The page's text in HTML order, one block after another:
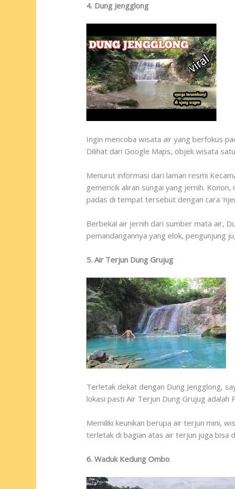
4. Dung Jengglong
Ingin mencoba wisata air yang berfokus
Dilihat dari Google Maps, objek wisata
Menurut informasi dari laman resmi
gemericik aliran sungai yang jernih.
padas di tempat tersebut dengan cara
Berbekal air jernih dari sumber mata air,
pemandangannya yang elok, pengunjung
5. Air Terjun Dung Grujug
Terletak dekat dengan Dung Jengglong,
lokasi pasti Air Terjun Dung Grujug adalah
Memiliki keunikan berupa air terjun mini,
terletak di bagian atas air terjun juga bisa
6. Waduk Kedung Ombo